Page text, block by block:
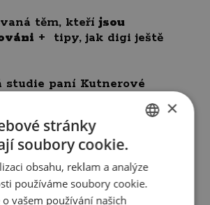
těm, kteří jsou
+ tipy, jak digi ještě
studie paní Kutnerové
ENGLISH
×
stránky
soubory cookie.
obsahu, reklam a analýze
používáme soubory cookie.
vašem používání našich